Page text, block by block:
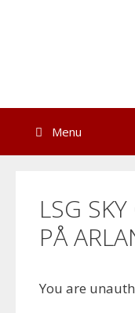
Menu
LSG
PÅ
You are